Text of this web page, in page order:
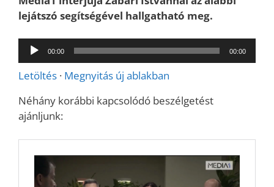
lejátszó segítségével hallgatható meg.
Audió
lejátszó
00:00 00:00
Letöltés · Megnyitás új ablakban
Néhány korábbi kapcsolódó beszélgetést
ajánljunk: